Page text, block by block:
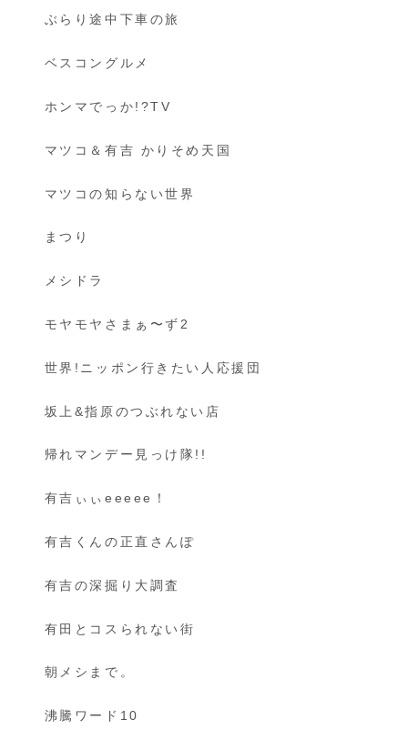
ぶらり途中下車の旅
ベスコングルメ
ホンマでっか!?TV
マツコ＆有吉 かりそめ天国
マツコの知らない世界
まつり
メシドラ
モヤモヤさまぁ〜ず2
世界!ニッポン行きたい人応援団
坂上&指原のつぶれない店
帰れマンデー見っけ隊!!
有吉ぃぃeeeee！
有吉くんの正直さんぽ
有吉の深掘り大調査
有田とコスられない街
朝メシまで。
沸騰ワード10